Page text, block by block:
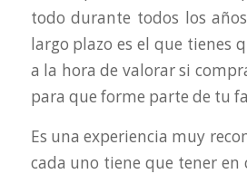
todo durante todos los
largo plazo es el que tienes
a la hora de valorar si
para que forme parte de tu
Es una experiencia muy
cada uno tiene que tener en